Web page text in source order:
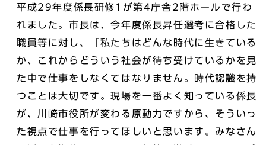
平成29年度係長研修1が第4庁舎2階ホールで行わ
れました。市長は、今年度係長昇任選考に合格した
職員等に対し、「私たちはどんな時代に生きている
か、これからどういう社会が待ち受けているかを見
た中で仕事をしなくてはなりません。時代認識を持
つことは大切です。現場を一番よく知っている係長
が、川崎市役所が変わる原動力ですから、そういっ
た視点で仕事を行ってほしいと思います。みなさん